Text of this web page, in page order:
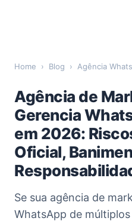
Home › Blog › Agência
Agência de
Gerencia
em 2026:
Oficial,
Se sua agência de
WhatsApp de